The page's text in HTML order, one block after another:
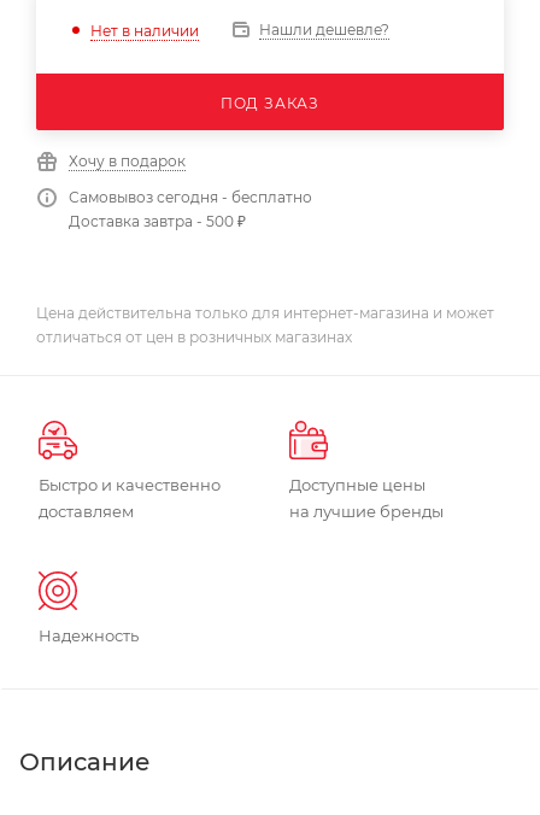
Нет в наличии Нашли дешевле?
ПОД ЗАКАЗ
Хочу в подарок
Самовывоз сегодня - бесплатно
Доставка завтра - 500 ₽
Цена действительна только для интернет-магазина и может
отличаться от цен в розничных магазинах
Быстро и качественно
доставляем
Доступные цены
на лучшие бренды
Надежность
Описание